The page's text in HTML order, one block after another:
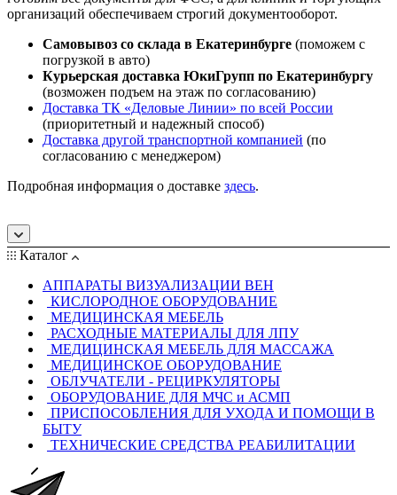
организаций обеспечиваем строгий документооборот.
Самовывоз со склада в Екатеринбурге (поможем с
погрузкой в авто)
Курьерская доставка ЮкиГрупп по Екатеринбургу
(возможен подъем на этаж по согласованию)
Доставка ТК «Деловые Линии» по всей России
(приоритетный и надежный способ)
Доставка другой транспортной компанией (по
согласованию с менеджером)
Подробная информация о доставке здесь.
Каталог
АППАРАТЫ ВИЗУАЛИЗАЦИИ ВЕН
КИСЛОРОДНОЕ ОБОРУДОВАНИЕ
МЕДИЦИНСКАЯ МЕБЕЛЬ
РАСХОДНЫЕ МАТЕРИАЛЫ ДЛЯ ЛПУ
МЕДИЦИНСКАЯ МЕБЕЛЬ ДЛЯ МАССАЖА
МЕДИЦИНСКОЕ ОБОРУДОВАНИЕ
ОБЛУЧАТЕЛИ - РЕЦИРКУЛЯТОРЫ
ОБОРУДОВАНИЕ ДЛЯ МЧС и АСМП
ПРИСПОСОБЛЕНИЯ ДЛЯ УХОДА И ПОМОЩИ В
БЫТУ
ТЕХНИЧЕСКИЕ СРЕДСТВА РЕАБИЛИТАЦИИ